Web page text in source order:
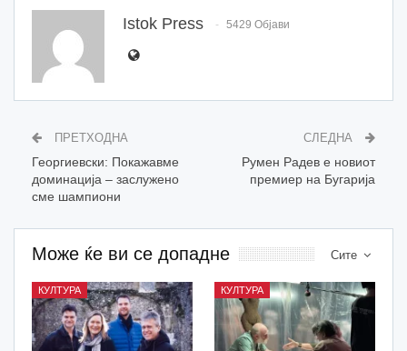
Istok Press 5429 Објави
ПРЕТХОДНА
Георгиевски: Покажавме
доминација – заслужено
сме шампиони
СЛЕДНА
Румен Радев е новиот
премиер на Бугарија
Сите
Може ќе ви се допадне
КУЛТУРА КУЛТУРА